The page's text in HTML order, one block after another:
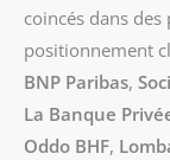
coincés dans
positionnement
BNP Paribas,
La Banque
Oddo BHF,